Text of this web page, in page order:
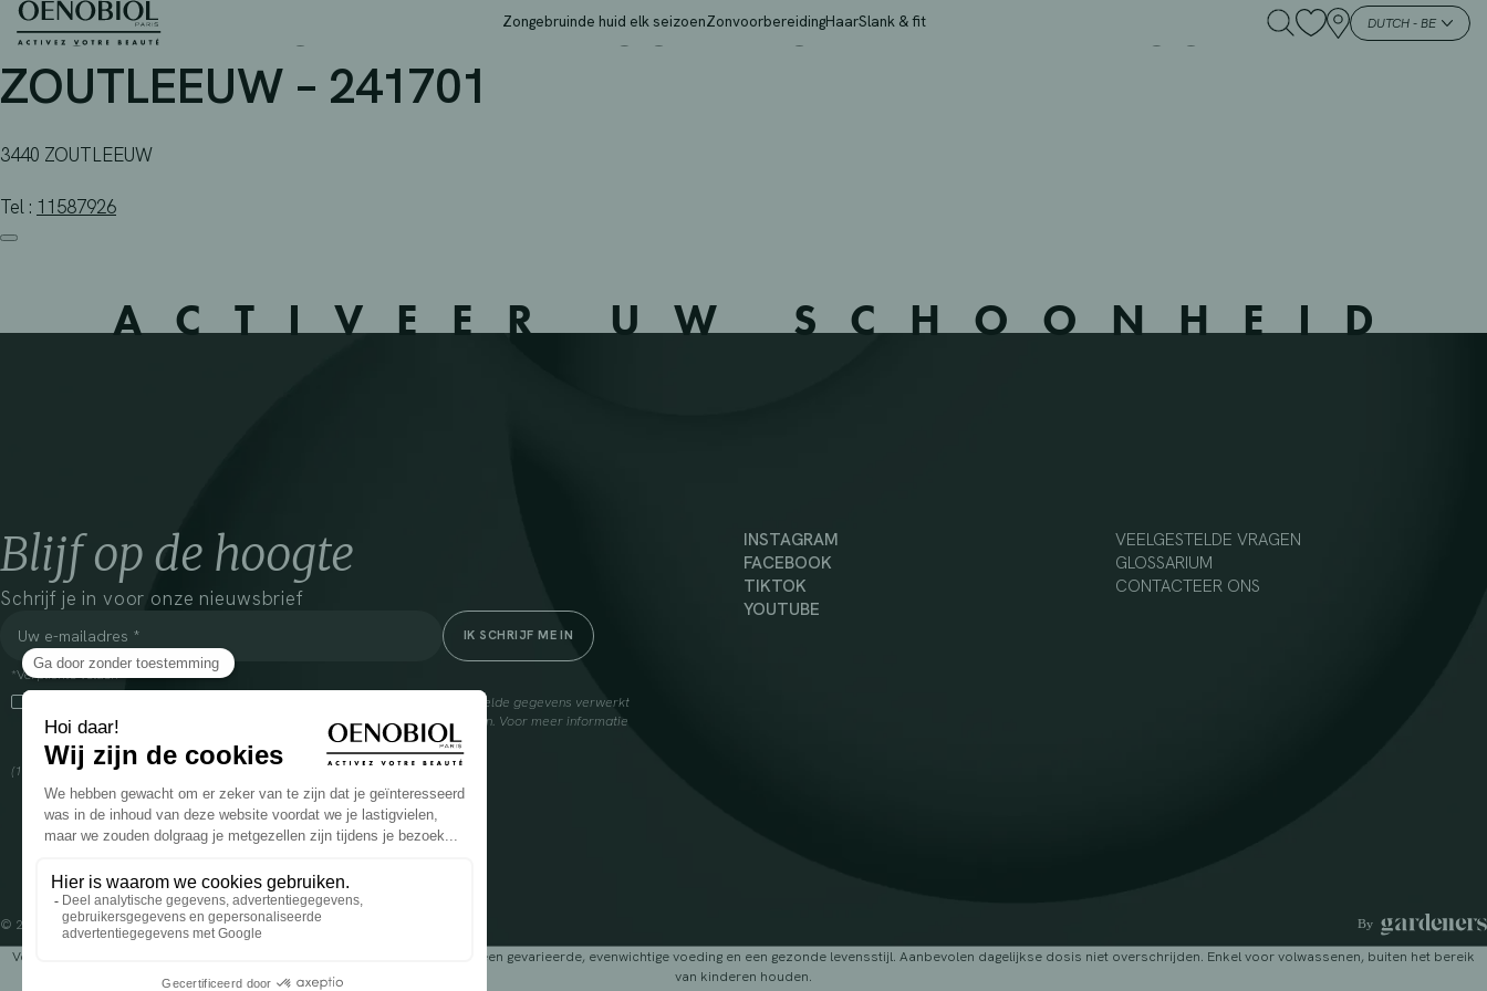
Skip
Zongebruinde huid elk seizoenZonvoorbereidingHaarSlank & fit DUTCH - BE
APOTHEEK BUFAR BVBA – ZOUTLEEUW – 241701 – ZOUTLEE –
ZOUTLEEUW – 241701
3440 ZOUTLEEUW
Tel : 11587926
ACTIVEER UW SCHOONHEID
Blijf op de hoogte
Schrijf je in voor onze nieuwsbrief
*Verplichte velden
Door dit vakje aan te vinken, ga ik ermee akkoord dat Cooper(1) de verzamelde gegevens verwerkt
om mij commerciële informatie te sturen over zijn producten en aanbiedingen. Voor meer informatie
over het beheer van uw gegevens en uw rechten, klikhier
(1) Coopération pharmaceutique Française, RCS Melun 399 227 636
INSTAGRAM
FACEBOOK
TIKTOK
YOUTUBE
VEELGESTELDE VRAGEN
GLOSSARIUM
CONTACTEER ONS
© 2024 OENOBIOL PARIS
Voedingssupplement dat moet worden geconsumeerd als onderdeel van een gevarieerde, evenwichtige voeding en een gezonde levensstijl. Aanbevolen dagelijkse dosis niet overschrijden. Enkel voor volwassenen, buiten het bereik
van kinderen houden.